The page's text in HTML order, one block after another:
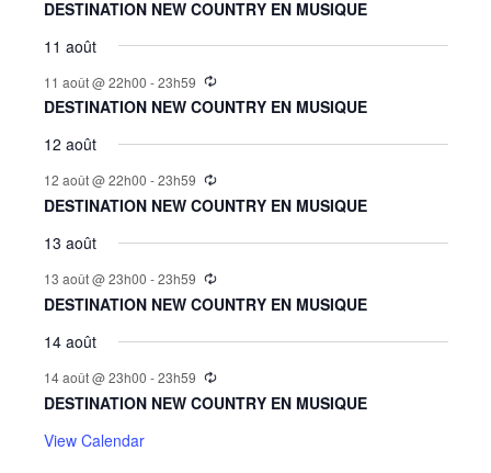
DESTINATION NEW COUNTRY EN MUSIQUE
11 août
11 août @ 22h00 -23h59
DESTINATION NEW COUNTRY EN MUSIQUE
12 août
12 août @ 22h00 -23h59
DESTINATION NEW COUNTRY EN MUSIQUE
13 août
13 août @ 23h00 -23h59
DESTINATION NEW COUNTRY EN MUSIQUE
14 août
14 août @ 23h00 -23h59
DESTINATION NEW COUNTRY EN MUSIQUE
View Calendar